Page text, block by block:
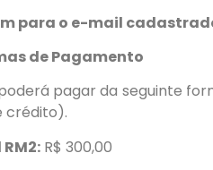
para o e-mail
de Pagamento
pagar da seguinte
crédito).
R$ 300,00